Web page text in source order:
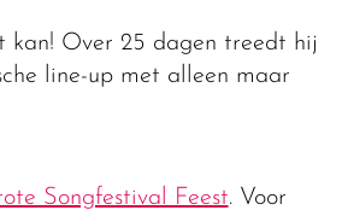
kan! Over 25 dagen treedt hij
line-up met alleen maar
Songfestival Feest. Voor